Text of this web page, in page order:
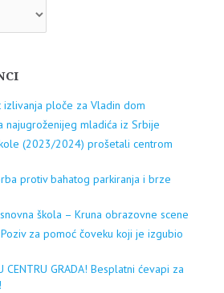
ploče za Vladin dom
najugroženijeg mladića iz Srbije
(2023/2024) prošetali centrom
protiv bahatog parkiranja i brze
škola – Kruna obrazovne scene
za pomoć čoveku koji je izgubio
CENTRU GRADA! Besplatni ćevapi za